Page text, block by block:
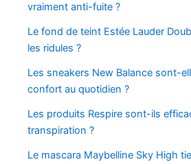
vraiment anti-fuite ?
Le fond de teint Estée Lauder
les ridules ?
Les sneakers New Balance sont-
confort au quotidien ?
Les produits Respire sont-ils
transpiration ?
Le mascara Maybelline Sky High